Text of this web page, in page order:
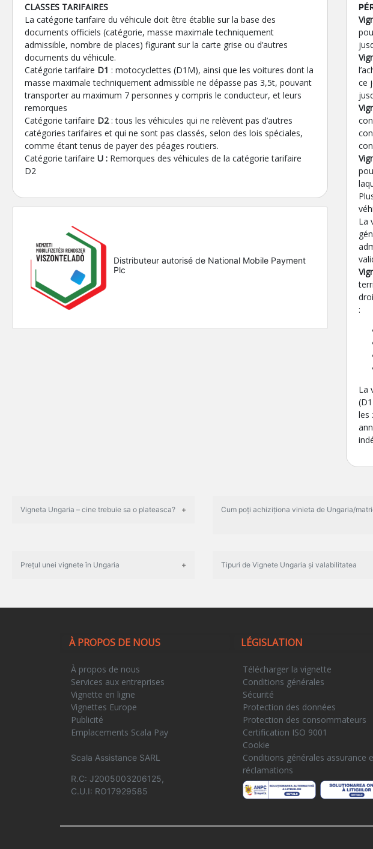
CLASSES TARIFAIRES
La catégorie tarifaire du véhicule doit être établie sur la base des
documents officiels (catégorie, masse maximale techniquement
admissible, nombre de places) figurant sur la carte grise ou d’autres
documents du véhicule.
Catégorie tarifaire D1 : motocyclettes (D1M), ainsi que les voitures dont la
masse maximale techniquement admissible ne dépasse pas 3,5t, pouvant
transporter au maximum 7 personnes y compris le conducteur, et leurs
remorques
Catégorie tarifaire D2: tous les véhicules qui ne relèvent pas d’autres
catégories tarifaires et qui ne sont pas classés, selon des lois spéciales,
comme étant tenus de payer des péages routiers.
Catégorie tarifaire U : Remorques des véhicules de la catégorie tarifaire
D2
Distributeur autorisé de National Mobile Payment
Plc
ce
La
:
La
les
Vigneta Ungaria – cine trebuie sa o plateasca? Cum poți achiziționa vinieta de Ungaria/
Prețul unei vignete în Ungaria Tipuri de Vignete Ungaria și valabilitatea
À PROPOS DE NOUS
À propos de nous
Services aux entreprises
Vignette en ligne
Vignettes Europe
Publicité
Emplacements Scala Pay
Scala Assistance SARL
R.C: J2005003206125,
C.U.I: RO17929585
LÉGISLATION
Télécharger la vignette
Conditions générales
Sécurité
Protection des données
Protection des consommateurs
Certification ISO 9001
Cookie
Conditions générales assurance
réclamations